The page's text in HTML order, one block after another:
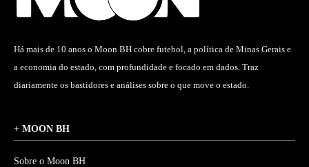
Há mais de 10 anos o Moon BH cobre futebol, a política de Minas Gerais e
a economia do estado, com profundidade e focado em dados. Traz
diariamente os bastidores e análises sobre o que move o estado.
+ MOON BH
Sobre o Moon BH